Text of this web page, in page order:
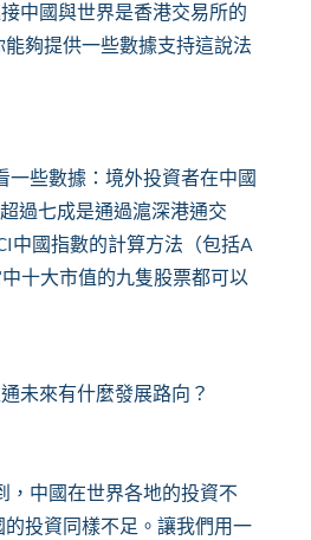
中國與世界是香港交易所的
夠提供一些數據支持這說法
一些數據：境外投資者在中國
過七成是通過滬深港通交
中國指數的計算方法（包括A
十大市值的九隻股票都可以
未來有什麼發展路向？
，中國在世界各地的投資不
投資同樣不足。讓我們用一